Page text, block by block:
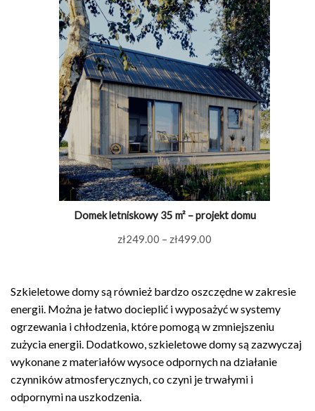
zł4,999.00.zł3,499.00.
Domek letniskowy 35 m² – projekt domu
zł249.00 – zł499.00
zł249.00
do
zł499.00
Szkieletowe domy są również bardzo oszczędne w zakresie
energii. Można je łatwo docieplić i wyposażyć w systemy
ogrzewania i chłodzenia, które pomogą w zmniejszeniu
zużycia energii. Dodatkowo, szkieletowe domy są zazwyczaj
wykonane z materiałów wysoce odpornych na działanie
czynników atmosferycznych, co czyni je trwałymi i
odpornymi na uszkodzenia.